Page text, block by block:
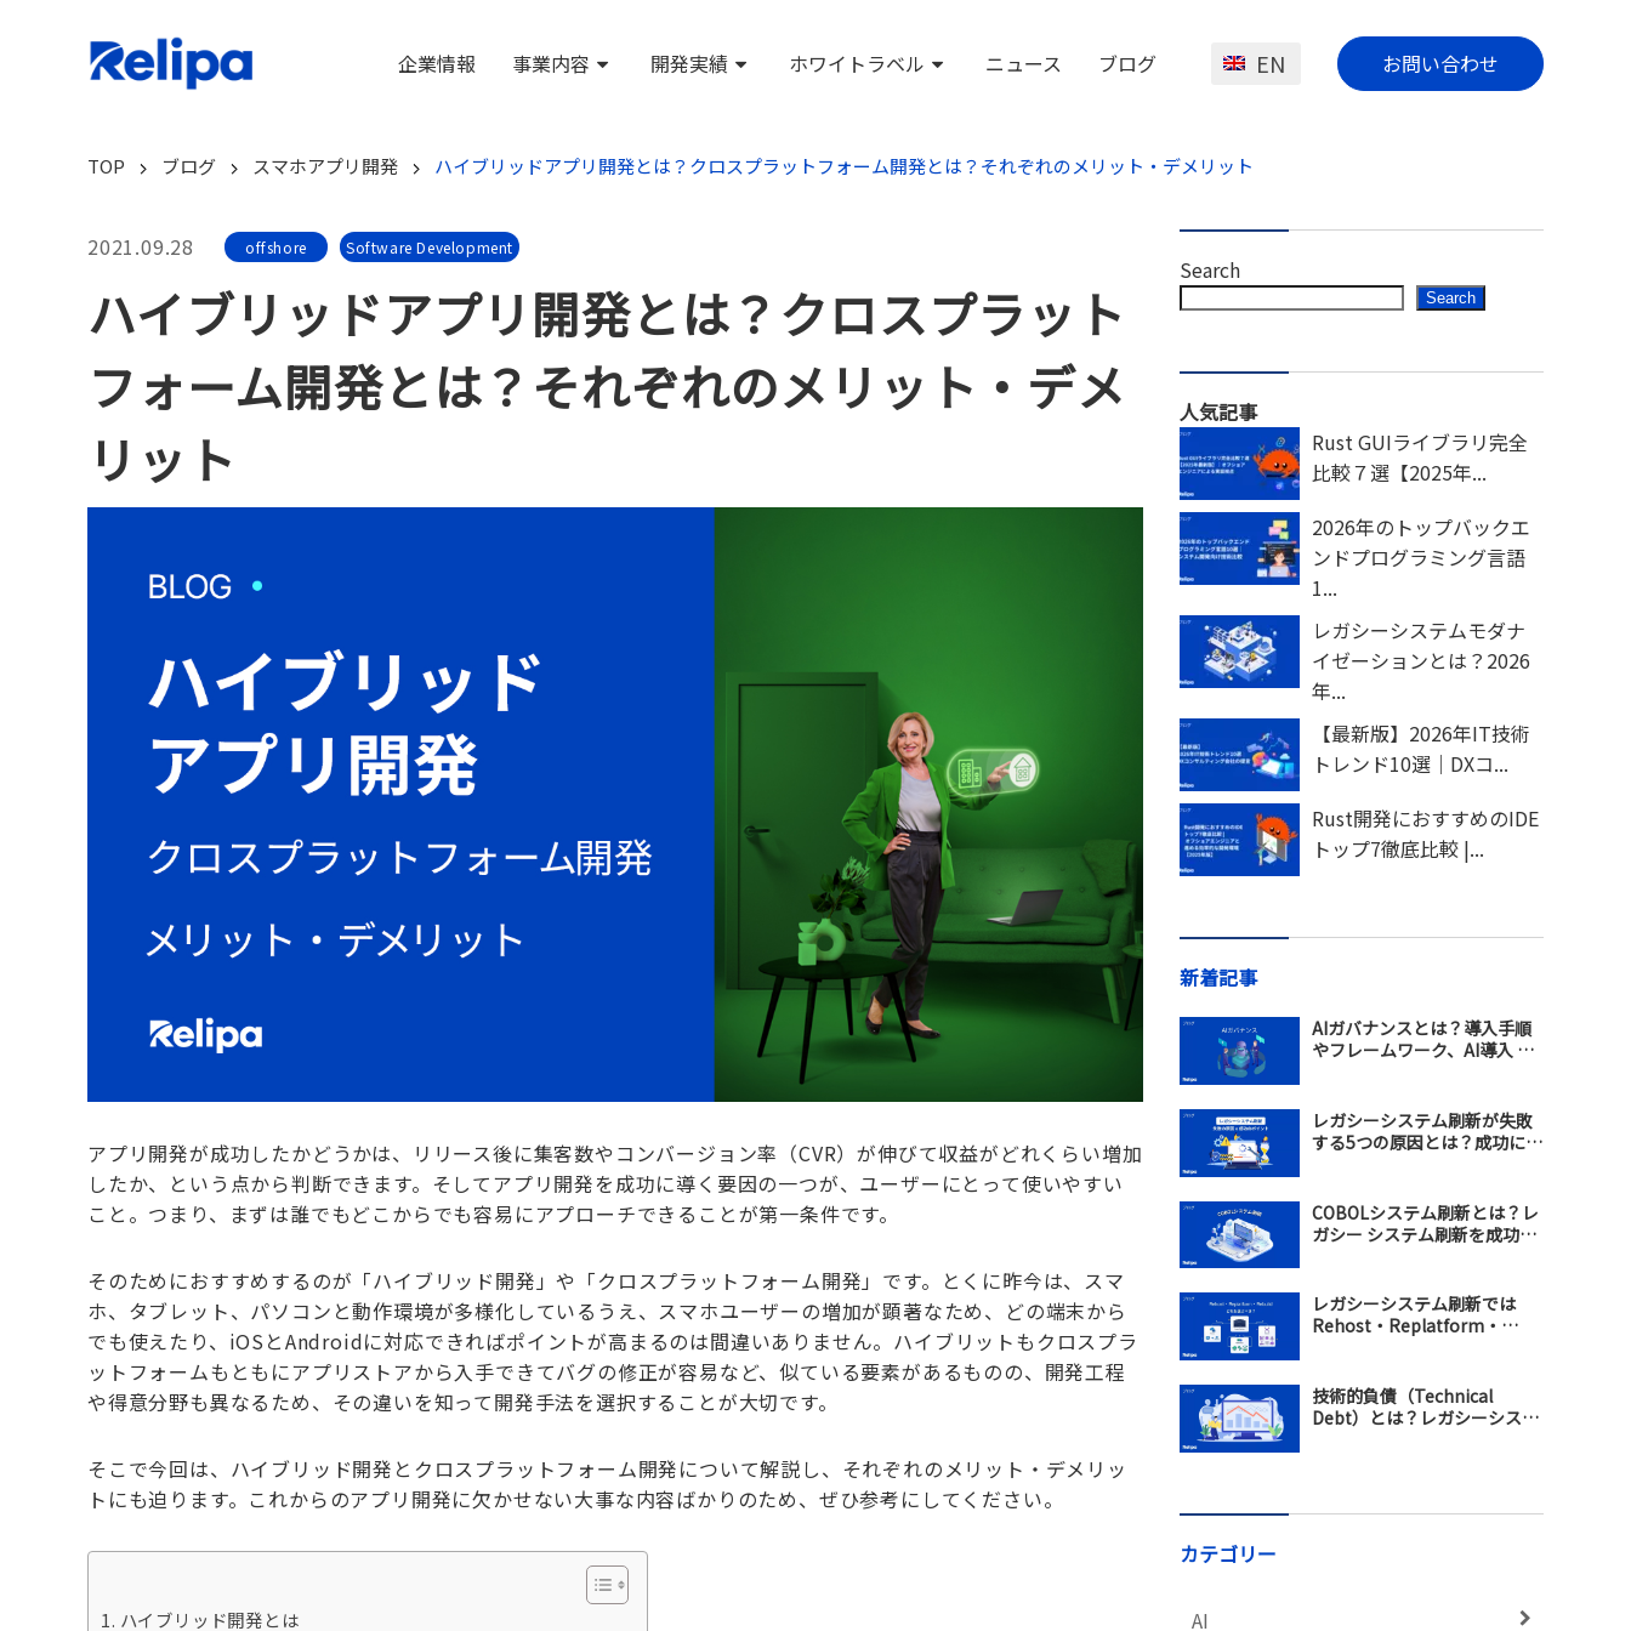
企業情報 事業内容 開発実績 ホワイトラベル ニュース ブログ EN お問い合わせ
TOP ブログ スマホアプリ開発 ハイブリッドアプリ開発とは？クロスプラットフォーム開発とは？それぞれのメリット・デメリット
2021.09.28 offshore Software Development
ハイブリッドアプリ開発とは？クロスプラット
フォーム開発とは？それぞれのメリット・デメ
リット
アプリ開発が成功したかどうかは、リリース後に集客数やコンバージョン率（CVR）が伸びて収益がどれくらい増加
したか、という点から判断できます。そしてアプリ開発を成功に導く要因の一つが、ユーザーにとって使いやすい
こと。つまり、まずは誰でもどこからでも容易にアプローチできることが第一条件です。
そのためにおすすめするのが「ハイブリッド開発」や「クロスプラットフォーム開発」です。とくに昨今は、スマ
ホ、タブレット、パソコンと動作環境が多様化しているうえ、スマホユーザーの増加が顕著なため、どの端末から
でも使えたり、iOSとAndroidに対応できればポイントが高まるのは間違いありません。ハイブリットもクロスプラ
ットフォームもともにアプリストアから入手できてバグの修正が容易など、似ている要素があるものの、開発工程
や得意分野も異なるため、その違いを知って開発手法を選択することが大切です。
そこで今回は、ハイブリッド開発とクロスプラットフォーム開発について解説し、それぞれのメリット・デメリッ
トにも迫ります。これからのアプリ開発に欠かせない大事な内容ばかりのため、ぜひ参考にしてください。
ハイブリッド開発とは
Search
Search
人気記事
Rust GUIライブラリ完全
比較７選【2025年...
2026年のトップバックエ
ンドプログラミング言語
1...
レガシーシステムモダナ
イゼーションとは？2026
年...
【最新版】2026年IT技術
トレンド10選｜DXコ...
Rust開発におすすめのIDE
トップ7徹底比較 |...
新着記事
AIガバナンスとは？導入手順
やフレームワーク、AI導入 支
レガシーシステム刷新が失敗
する5つの原因とは？成功に導
COBOLシステム刷新とは？レ
ガシー システム刷新を成功さ
レガシーシステム刷新では
Rehost・Replatform・
技術的負債（Technical
Debt）とは？レガシーシステ
カテゴリー
AI